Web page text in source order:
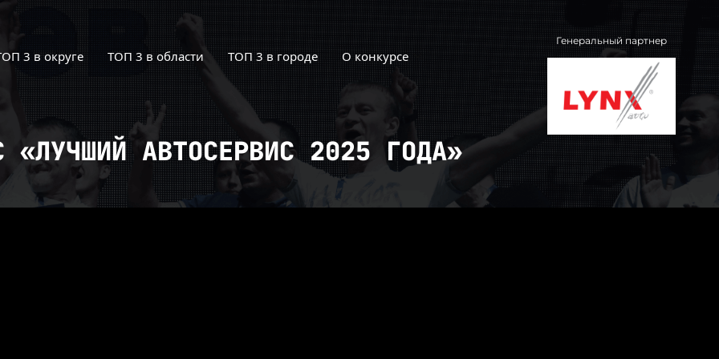
3 в округе ТОП 3 в области ТОП 3 в городе О конкурсе
Генеральный партнер
«ЛУЧШИЙ АВТОСЕРВИС 2025 ГОДА»